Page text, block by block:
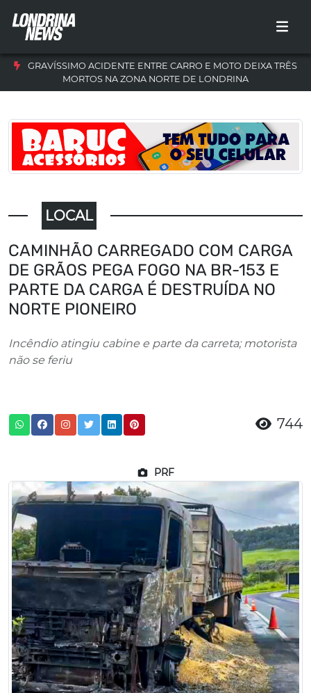
GRAVÍSSIMO ACIDENTE ENTRE CARRO E MOTO DEIXA TRÊS
MORTOS NA ZONA NORTE DE LONDRINA
LOCAL
CAMINHÃO CARREGADO COM CARGA
DE GRÃOS PEGA FOGO NA BR-153 E
PARTE DA CARGA É DESTRUÍDA NO
NORTE PIONEIRO
Incêndio atingiu cabine e parte da carreta; motorista
não se feriu
744
PRF